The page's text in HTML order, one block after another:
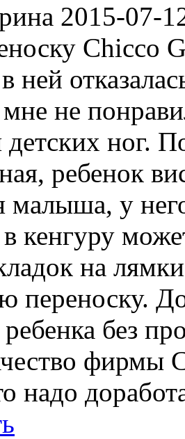
2015-07-
Chicco
ней
не
детских ног.
ребенок
малыша, у
в кенгуру
на
переноску.
без
фирмы
надо